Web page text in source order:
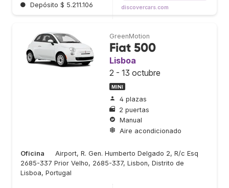
● Depósito $ 5.211.106 discovercars.com
GreenMotion
Fiat 500
Lisboa
2 - 13 octubre
MINI
4 plazas
2 puertas
Manual
Aire acondicionado
Oficina
Airport, R. Gen. Humberto Delgado 2, R/c Esq
2685-337 Prior Velho, 2685-337, Lisbon, Distrito de
Lisboa, Portugal